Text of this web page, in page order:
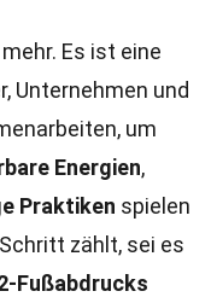
Es ist eine
Unternehmen und
um
Energien,
Praktiken spielen
zählt, sei es
Fußabdrucks